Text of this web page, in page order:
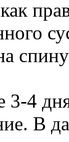
как
3-4
В